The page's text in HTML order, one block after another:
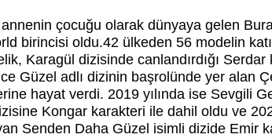
çocuğu olarak dünyaya gelen
birincisi oldu.42 ülkeden 56 modelin
Karagül dizisinde canlandırdığı
Güzel adlı dizinin başrolünde yer alan
hayat verdi. 2019 yılında ise Sevgili
Kongar karakteri ile dahil oldu ve
Senden Daha Güzel isimli dizide Emir